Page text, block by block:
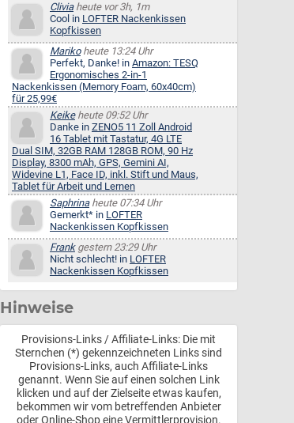
Cliviaheute vor 3h, 1m
Cool in LOFTER Nackenkissen
Kopfkissen
Marikoheute 13:24 Uhr
Perfekt, Danke! in Amazon: TESQ
Ergonomisches 2-in-1
Nackenkissen (Memory Foam, 60x40cm)
für 25,99€
Keikeheute 09:52 Uhr
Danke in ZENO5 11 Zoll Android
16 Tablet mit Tastatur, 4G LTE
Dual SIM, 32GB RAM 128GB ROM, 90 Hz
Display, 8300 mAh, GPS, Gemini AI,
Widevine L1, Face ID, inkl. Stift und Maus,
Tablet für Arbeit und Lernen
Saphrinaheute 07:34 Uhr
Gemerkt* in LOFTER
Nackenkissen Kopfkissen
Frankgestern 23:29 Uhr
Nicht schlecht! in LOFTER
Nackenkissen Kopfkissen
Hinweise
Provisions-Links / Affiliate-Links: Die mit
Sternchen (*) gekennzeichneten Links sind
Provisions-Links, auch Affiliate-Links
genannt. Wenn Sie auf einen solchen Link
klicken und auf der Zielseite etwas kaufen,
bekommen wir vom betreffenden Anbieter